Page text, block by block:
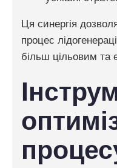
Ця синергія
процес
більш цільовим та